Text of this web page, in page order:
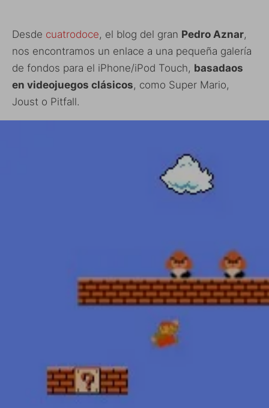
Desde cuatrodoce, el blog del gran Pedro Aznar,
nos encontramos un enlace a una pequeña galería
de fondos para el iPhone/iPod Touch, basadaos
en videojuegos clásicos, como Super Mario,
Joust o Pitfall.